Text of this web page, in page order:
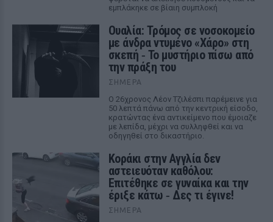
εμπλάκηκε σε βίαιη συμπλοκή
Ουαλία: Τρόμος σε νοσοκομείο
με άνδρα ντυμένο «Χάρο» στη
σκεπή ‑ Το μυστήριο πίσω από
την πράξη του
ΣΉΜΕΡΑ
Ο 26χρονος Λέον Τζιλέσπι παρέμεινε για
50 λεπτά πάνω από την κεντρική είσοδο,
κρατώντας ένα αντικείμενο που έμοιαζε
με λεπίδα, μέχρι να συλληφθεί και να
οδηγηθεί στο δικαστήριο.
Kοράκι στην Αγγλία δεν
αστειευόταν καθόλου:
Επιτέθηκε σε γυναίκα και την
έριξε κάτω ‑ Δες τι έγινε!
ΣΉΜΕΡΑ